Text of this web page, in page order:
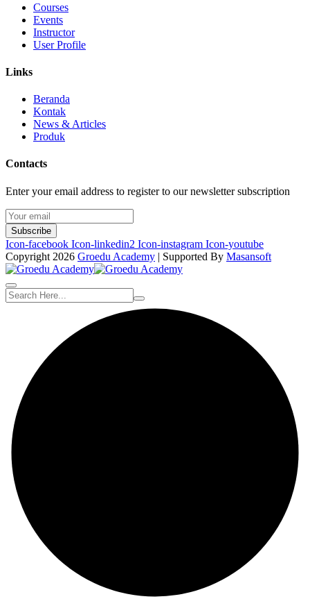
Courses
Events
Instructor
User Profile
Links
Beranda
Kontak
News & Articles
Produk
Contacts
Enter your email address to register to our newsletter subscription
Subscribe
Icon-facebook Icon-linkedin2 Icon-instagram Icon-youtube
Copyright 2026 Groedu Academy | Supported By Masansoft